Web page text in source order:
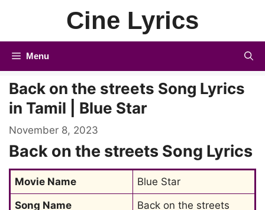
Cine Lyrics
Menu
Back on the streets Song Lyrics
in Tamil | Blue Star
November 8, 2023
Back on the streets Song Lyrics
Movie Name
Blue Star
Song Name
Back on the streets